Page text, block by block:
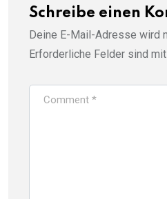
Schreibe einen
Deine E-Mail-Adresse wird
Erforderliche Felder sind mit